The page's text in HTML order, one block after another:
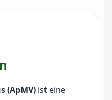
(ApMV) ist eine